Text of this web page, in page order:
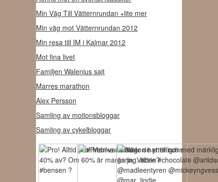
Min Väg Till Vätternrundan +lite mer
Min väg mot Vätternrundan 2012
Min resa till IM i Kalmar 2012
Mot fina livet
Familjen Walenius sajt
Marres marathon
Alex Persson
Samling av motionsbloggar
Samling av cykelbloggar